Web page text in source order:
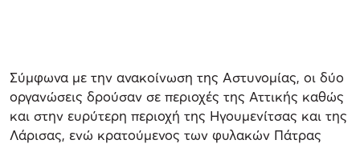
Σύμφωνα με την ανακοίνωση της Αστυνομίας, οι δύο
οργανώσεις δρούσαν σε περιοχές της Αττικής καθώς
και στην ευρύτερη περιοχή της Ηγουμενίτσας και της
Λάρισας, ενώ κρατούμενος των φυλακών Πάτρας